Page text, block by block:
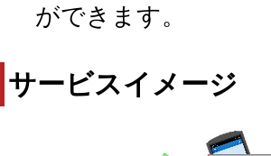
ができます。
サービスイメージ